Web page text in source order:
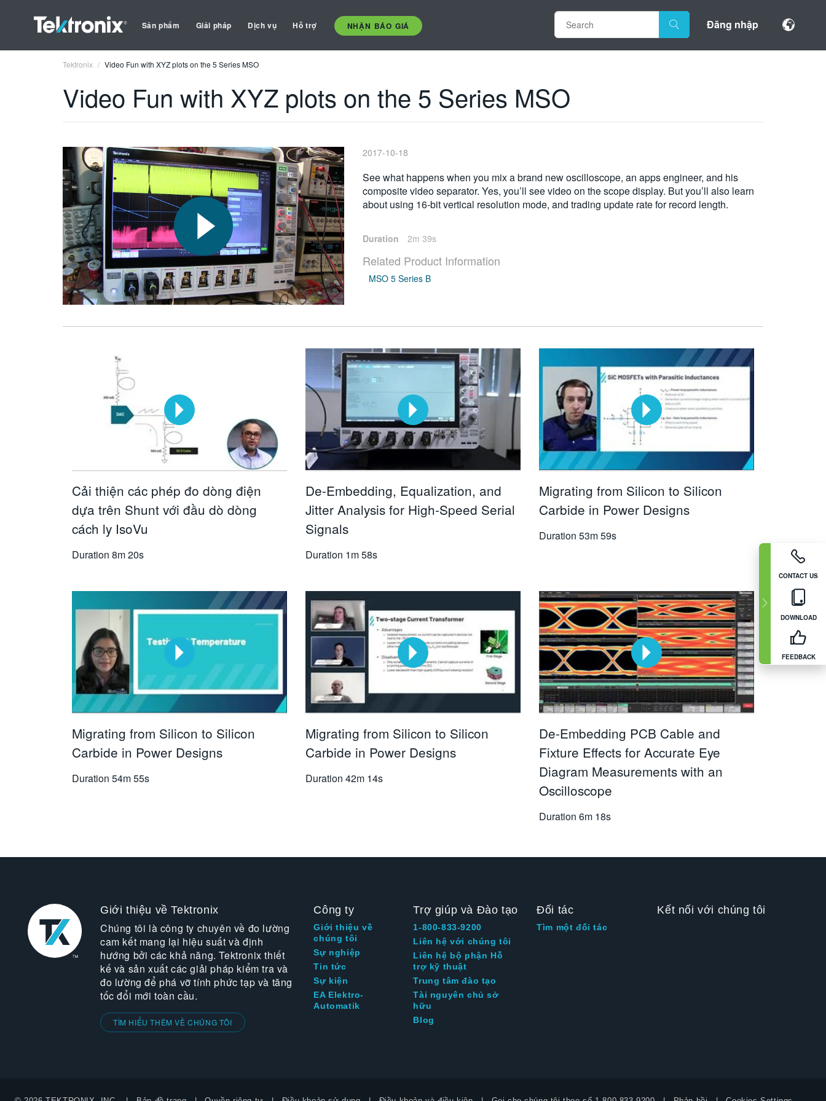
Sản phẩm Giải pháp Dịch vụ Hỗ trợ NHẬN BÁO GIÁ Đăng nhập
CONTACT US
DOWNLOAD
FEEDBACK
Tektronix Video Fun with XYZ plots on the 5 Series MSO
Video Fun with XYZ plots on the 5 Series MSO
2017-10-18
See what happens when you mix a brand new oscilloscope, an apps engineer, and his
composite video separator. Yes, you’ll see video on the scope display. But you’ll also learn
about using 16-bit vertical resolution mode, and trading update rate for record length.
Duration 2m 39s
Related Product Information
MSO 5 Series B
Cải thiện các phép đo dòng điện
dựa trên Shunt với đầu dò dòng
cách ly IsoVu
Duration 8m 20s
De-Embedding, Equalization, and
Jitter Analysis for High-Speed Serial
Signals
Duration 1m 58s
Migrating from Silicon to Silicon
Carbide in Power Designs
Duration 53m 59s
Migrating from Silicon to Silicon
Carbide in Power Designs
Duration 54m 55s
Migrating from Silicon to Silicon
Carbide in Power Designs
Duration 42m 14s
De-Embedding PCB Cable and
Fixture Effects for Accurate Eye
Diagram Measurements with an
Oscilloscope
Duration 6m 18s
Giới thiệu về Tektronix
Chúng tôi là công ty chuyên về đo lường
cam kết mang lại hiệu suất và định
hướng bởi các khả năng. Tektronix thiết
kế và sản xuất các giải pháp kiểm tra và
đo lường để phá vỡ tính phức tạp và tăng
tốc đổi mới toàn cầu.
TÌM HIỂU THÊM VỀ CHÚNG TÔI
Công ty
Giới thiệu về
chúng tôi
Sự nghiệp
Tin tức
Sự kiện
EA Elektro-
Automatik
Trợ giúp và Đào tạo
1-800-833-9200
Liên hệ với chúng tôi
Liên hệ bộ phận Hỗ
trợ kỹ thuật
Trung tâm đào tạo
Tài nguyên chủ sở
hữu
Blog
Đối tác
Tìm một đối tác
Kết nối với chúng tôi